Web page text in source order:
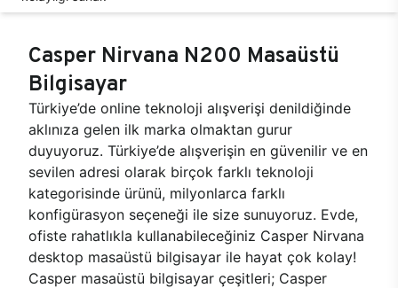
Casper Nirvana N200 Masaüstü
Bilgisayar
Türkiye’de online teknoloji alışverişi denildiğinde
aklınıza gelen ilk marka olmaktan gurur
duyuyoruz. Türkiye’de alışverişin en güvenilir ve en
sevilen adresi olarak birçok farklı teknoloji
kategorisinde ürünü, milyonlarca farklı
konfigürasyon seçeneği ile size sunuyoruz. Evde,
ofiste rahatlıkla kullanabileceğiniz Casper Nirvana
desktop masaüstü bilgisayar ile hayat çok kolay!
Casper masaüstü bilgisayar çeşitleri; Casper